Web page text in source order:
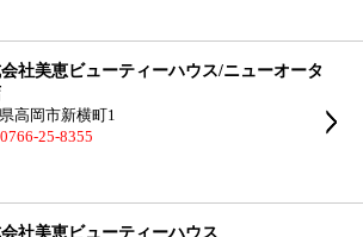
社美恵ビューティーハウス/ニューオータ
高岡市新横町1
25-8355
社美恵ビューティーハウス